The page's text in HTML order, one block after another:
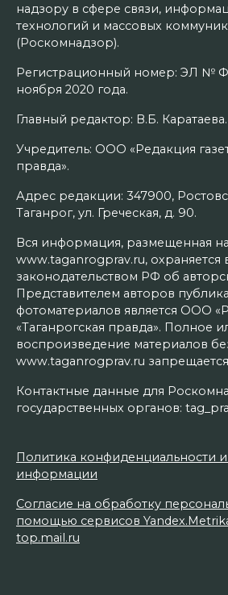
надзору в сфере связи,
технологий и массовых
(Роскомнадзор).
Регистрационный номер: ЭЛ №
ноября 2020 года.
Главный редактор: В.Б. Каратаева.
Учредитель: ООО «Редакция
правда».
Адрес редакции: 347900,
Таганрог, ул. Греческая, д. 90.
Вся информация, размещенная
www.taganrogprav.ru, охраняется
законодательством РФ об
Представителем авторов
фотоматериалов является ООО
«Таганрогская правда». Полное
воспроизведение материалов
www.taganrogprav.ru
Контактные данные для
государственных органов:
Политика конфиденциальности
информации
Согласие на обработку
помощью сервисов
top.mail.ru